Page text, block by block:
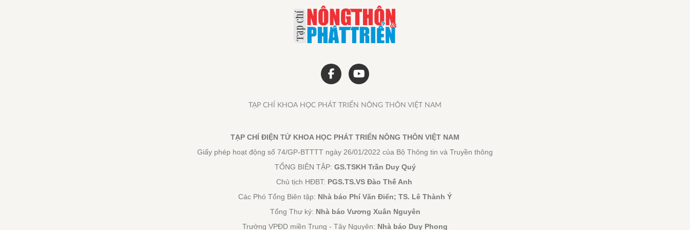
động lực để Việt Nam thúc đẩy quá trình chuyển đổi hệ thống lương thực thực
phẩm theo hướng đồng bộ và hiệu quả hơn, đòi hỏi cần có một cách tiếp cận tổng
thể trong đó mọi lĩnh vực đều phải tham gia thực hiện.
TẠP CHÍ KHOA HỌC PHÁT TRIỂN NÔNG THÔN VIỆT NAM
TẠP CHÍ ĐIỆN TỬ KHOA HỌC PHÁT TRIỂN NÔNG THÔN VIỆT NAM
Giấy phép hoạt động số 74/GP-BTTTT ngày 26/01/2022 của Bộ Thông tin và Truyền thông
TỔNG BIÊN TẬP: GS.TSKH Trần Duy Quý
Chủ tịch HĐBT: PGS.TS.VS Đào Thế Anh
Các Phó Tổng Biên tập: Nhà báo Phí Văn Điển; TS. Lê Thành Ý
Tổng Thư ký: Nhà báo Vương Xuân Nguyên
Trưởng VPĐD miền Trung - Tây Nguyên: Nhà báo Duy Phong